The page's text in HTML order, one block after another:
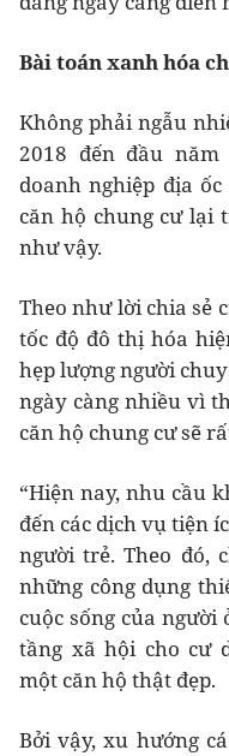
Bài toán xanh hóa
Không phải ngẫu
2018 đến đầu
doanh nghiệp địa
căn hộ chung cư lại
như vậy.
Theo như lời chia sẻ
tốc độ đô thị hóa
hẹp lượng người
ngày càng nhiều vì
căn hộ chung cư sẽ
“Hiện nay, nhu cầu
đến các dịch vụ tiện
người trẻ. Theo đó,
những công dụng
cuộc sống của
tầng xã hội cho cư
một căn hộ thật đẹp.
Bởi vậy, xu hướng